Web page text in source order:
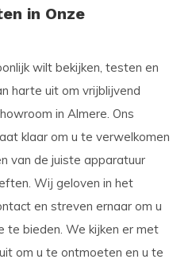
in Onze
wilt bekijken, testen en
harte uit om vrijblijvend
in Almere. Ons
klaar om u te verwelkomen
van de juiste apparatuur
Wij geloven in het
en streven ernaar om u
te bieden. We kijken er met
om u te ontmoeten en u te